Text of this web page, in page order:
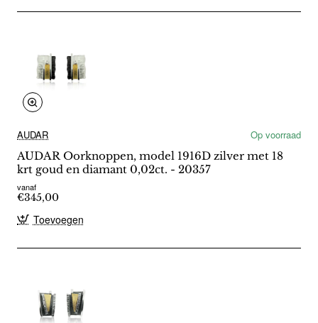
AUDAR
Op voorraad
AUDAR Oorknoppen, model 1916D zilver met 18
krt goud en diamant 0,02ct. - 20357
vanaf
€345,00
Toevoegen